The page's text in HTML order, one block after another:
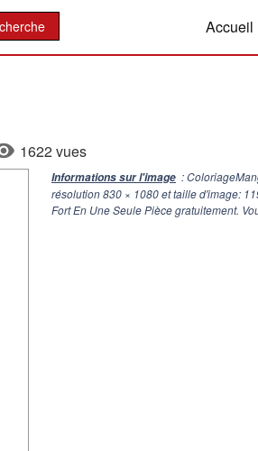
Accueil
1622 vues
Informations sur l'image :
résolution830 × 1080et taille d'image:
Fort En Une Seule Pièce gratuitement.